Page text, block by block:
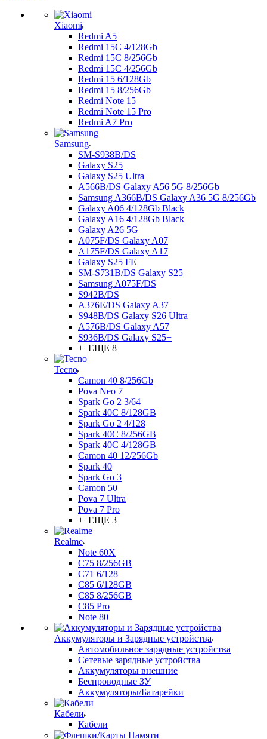
Xiaomi
Redmi A5
Redmi 15C 4/128Gb
Redmi 15C 8/256Gb
Redmi 15C 4/256Gb
Redmi 15 6/128Gb
Redmi 15 8/256Gb
Redmi Note 15
Redmi Note 15 Pro
Redmi A7 Pro
Samsung
SM-S938B/DS
Galaxy S25
Galaxy S25 Ultra
A566B/DS Galaxy A56 5G 8/256Gb
Samsung A366B/DS Galaxy A36 5G 8/256Gb
Galaxy A06 4/128Gb Black
Galaxy A16 4/128Gb Black
Galaxy A26 5G
A075F/DS Galaxy A07
A175F/DS Galaxy A17
Galaxy S25 FE
SM-S731B/DS Galaxy S25
Samsung A075F/DS
S942B/DS
A376E/DS Galaxy A37
S948B/DS Galaxy S26 Ultra
A576B/DS Galaxy A57
S936B/DS Galaxy S25+
+ ЕЩЕ 8
Tecno
Camon 40 8/256Gb
Pova Neo 7
Spark Go 2 3/64
Spark 40C 8/128GB
Spark Go 2 4/128
Spark 40C 8/256GB
Spark 40C 4/128GB
Camon 40 12/256Gb
Spark 40
Spark Go 3
Camon 50
Pova 7 Ultra
Pova 7 Pro
+ ЕЩЕ 3
Realme
Note 60X
C75 8/256GB
C71 6/128
C85 6/128GB
C85 8/256GB
C85 Pro
Note 80
Аккумуляторы и Зарядные устройства
Автомобильное зарядные устройства
Сетевые зарядные устройства
Аккумуляторы внешние
Беспроводные ЗУ
Аккумуляторы/Батарейки
Кабели
Кабели